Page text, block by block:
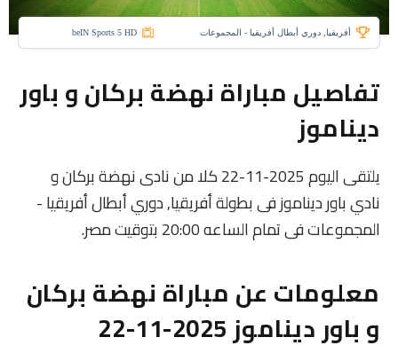
أفريقيا, دوري أبطال أفريقيا - المجموعات beIN Sports 5 HD
تفاصيل مباراة نهضة بركان و باور
ديناموز
يلتقى اليوم 2025-11-22 كلا من نادى نهضة بركان و
نادي باور ديناموز فى بطولة أفريقيا, دوري أبطال أفريقيا -
المجموعات فى تمام الساعه 20:00 بتوقيت مصر.
معلومات عن مباراة نهضة بركان
و باور ديناموز 2025-11-22